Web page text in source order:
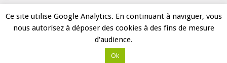
En dehors de ces horaires et uniquement en cas d'urgence, vous
pouvez nous contacter via notre
Ce site utilise Google Analytics. En continuant à naviguer, vous
nous autorisez à déposer des cookies à des fins de mesure
d'audience.
Ok